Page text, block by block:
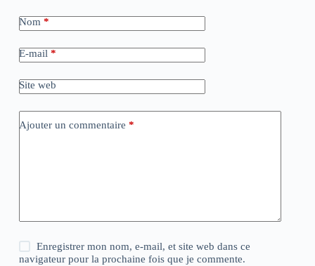
Nom *
E-mail *
Site web
Ajouter un commentaire *
Enregistrer mon nom, e-mail, et site web dans ce
navigateur pour la prochaine fois que je commente.